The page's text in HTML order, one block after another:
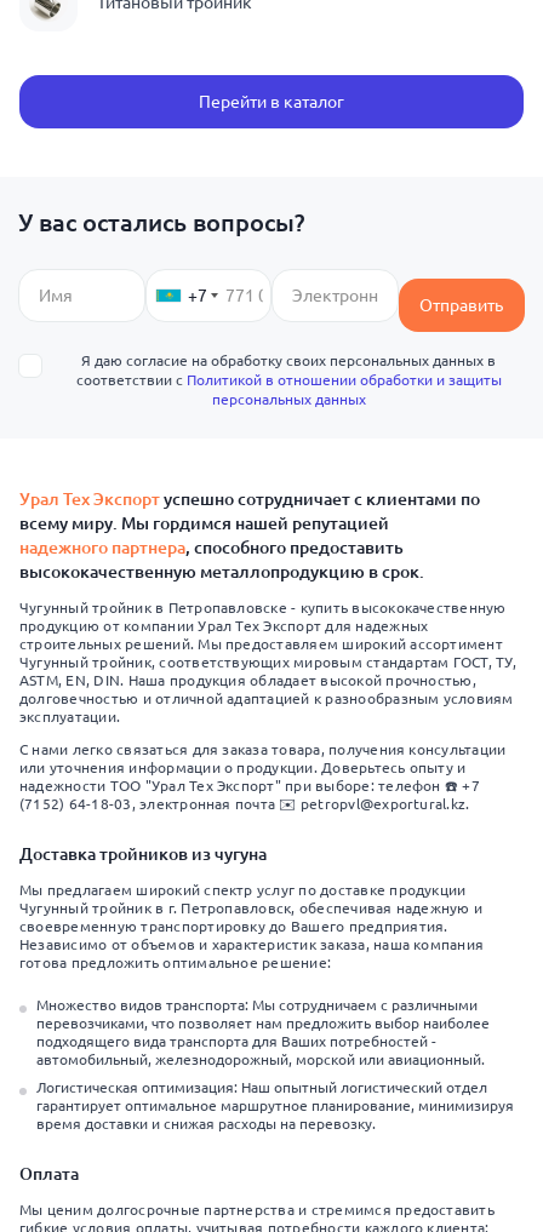
Перейти в каталог
У вас остались вопросы?
+7 Отправить
Я даю согласие на обработку своих персональных данных в
соответствии с Политикой в отношении обработки и защиты
персональных данных
Урал Тех Экспортуспешно сотрудничает с клиентами по
всему миру. Мы гордимся нашей репутацией
надежного партнера, способного предоставить
высококачественную металлопродукцию в срок.
Чугунный тройник в Петропавловске - купить высококачественную
продукцию от компании Урал Тех Экспорт для надежных
строительных решений. Мы предоставляем широкий ассортимент
Чугунный тройник, соответствующих мировым стандартам ГОСТ, ТУ,
ASTM, EN, DIN. Наша продукция обладает высокой прочностью,
долговечностью и отличной адаптацией к разнообразным условиям
эксплуатации.
С нами легко связаться для заказа товара, получения консультации
или уточнения информации о продукции. Доверьтесь опыту и
надежности ТОО "Урал Тех Экспорт" при выборе: телефон ☎️ +7
(7152) 64-18-03, электронная почта ✉️ petropvl@exportural.kz.
Доставка тройников из чугуна
Мы предлагаем широкий спектр услуг по доставке продукции
Чугунный тройник в г. Петропавловск, обеспечивая надежную и
своевременную транспортировку до Вашего предприятия.
Независимо от объемов и характеристик заказа, наша компания
готова предложить оптимальное решение:
Множество видов транспорта: Мы сотрудничаем с различными
перевозчиками, что позволяет нам предложить выбор наиболее
подходящего вида транспорта для Ваших потребностей -
автомобильный, железнодорожный, морской или авиационный.
Логистическая оптимизация: Наш опытный логистический отдел
гарантирует оптимальное маршрутное планирование, минимизируя
время доставки и снижая расходы на перевозку.
Оплата
Мы ценим долгосрочные партнерства и стремимся предоставить
гибкие условия оплаты, учитывая потребности каждого клиента: